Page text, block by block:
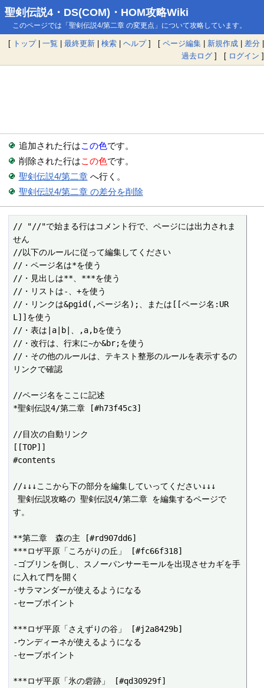
聖剣伝説4・DS(COM)・HOM攻略Wiki
このページでは「聖剣伝説4/第二章 の変更点」について攻略しています。
[ トップ| 一覧 | 最終更新 | 検索 | ヘルプ] [ ページ編集 | 新規作成 | 差分 |
過去ログ ] [ ログイン ]
追加された行はこの色です。
削除された行はこの色です。
聖剣伝説4/第二章へ行く。
聖剣伝説4/第二章 の差分を削除
// "//"で始まる行はコメント行で、ページには出力されま
せん
//以下のルールに従って編集してください
//・ページ名は*を使う
//・見出しは**、***を使う
//・リストは-、+を使う
//・リンクは&pgid(,ページ名);、または[[ページ名:UR
L]]を使う
//・表は|a|b|、,a,bを使う
//・改行は、行末に~か&br;を使う
//・その他のルールは、テキスト整形のルールを表示するの
リンクで確認
//ページ名をここに記述
*聖剣伝説4/第二章 [#h73f45c3]
//目次の自動リンク
[[TOP]]
#contents
//↓↓↓ここから下の部分を編集していってください↓↓↓
聖剣伝説攻略の 聖剣伝説4/第二章 を編集するページで
す。
**第二章　森の主 [#rd907dd6]
***ロザ平原「ころがりの丘」 [#fc66f318]
-ゴブリンを倒し、スノーパンサーモールを出現させカギを手
に入れて門を開く
-サラマンダーが使えるようになる
-セーブポイント
***ロザ平原「さえずりの谷」 [#j2a8429b]
-ウンディーネが使えるようになる
-セーブポイント
***ロザ平原「氷の砦跡」 [#qd30929f]